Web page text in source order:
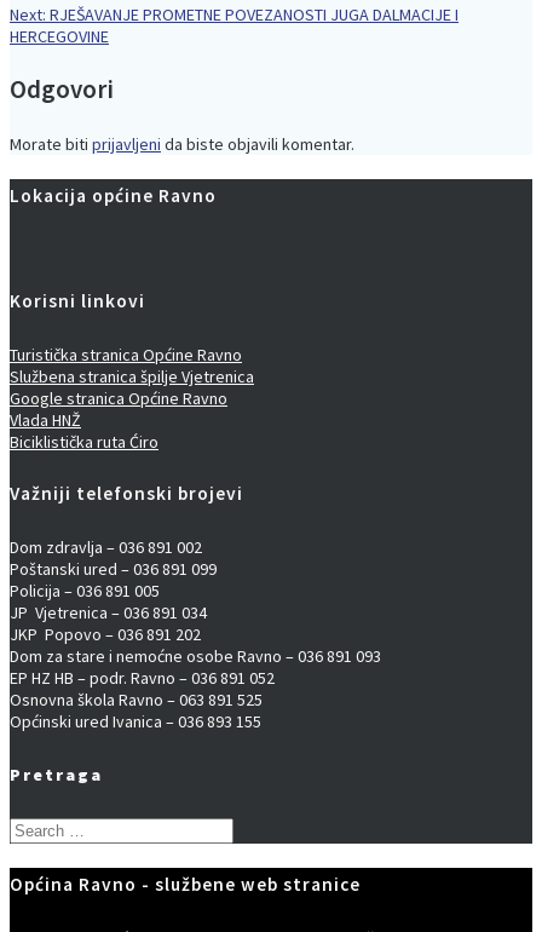
Navigacija
objava
Next: Next
post:
RJEŠAVANJE PROMETNE POVEZANOSTI JUGA DALMACIJE I
HERCEGOVINE
Odgovori
Morate biti prijavljeni da biste objavili komentar.
Lokacija općine Ravno
Korisni linkovi
Turistička stranica Općine Ravno
Službena stranica špilje Vjetrenica
Google stranica Općine Ravno
Vlada HNŽ
Biciklistička ruta Ćiro
Važniji telefonski brojevi
Dom zdravlja – 036 891 002
Poštanski ured – 036 891 099
Policija – 036 891 005
JP Vjetrenica – 036 891 034
JKP Popovo – 036 891 202
Dom za stare i nemoćne osobe Ravno – 036 891 093
EP HZ HB – podr. Ravno – 036 891 052
Osnovna škola Ravno – 063 891 525
Općinski ured Ivanica – 036 893 155
Pretraga
Search
for:
Općina Ravno - službene web stranice